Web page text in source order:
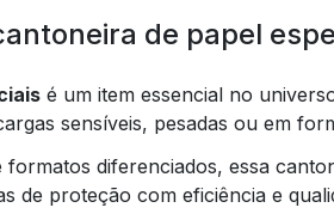
de papel
é um item essencial no
sensíveis, pesadas ou em
formatos diferenciados, essa
de proteção com eficiência e